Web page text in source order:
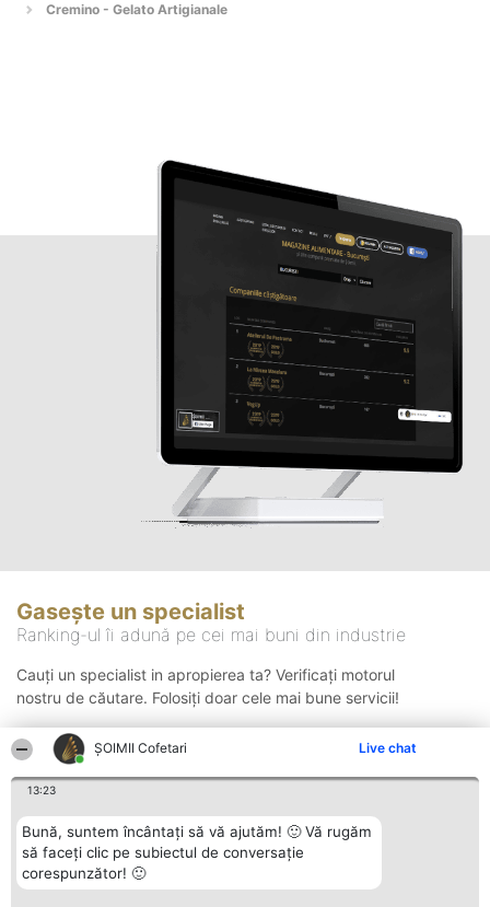
ȘOIMII Cofetari Live chat
13:23
Bună, suntem încântați să vă ajutăm! 🙂 Vă rugăm
să faceți clic pe subiectul de conversație
corespunzător! 🙂
Cremino - Gelato Artigianale
Gasește un specialist
Ranking-ul îi adună pe cei mai buni din industrie
Cauți un specialist in apropierea ta? Verificați motorul
nostru de căutare. Folosiți doar cele mai bune servicii!